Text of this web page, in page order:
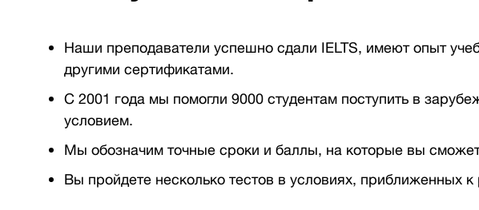
Наши преподаватели успешно сдали IELTS, имеют опыт
другими сертификатами.
С 2001 года мы помогли 9000 студентам поступить в
условием.
Мы обозначим точные сроки и баллы, на которые вы
Вы пройдете несколько тестов в условиях, приближенных